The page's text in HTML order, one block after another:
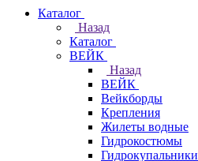
Каталог
Назад
Каталог
ВЕЙК
Назад
ВЕЙК
Вейкборды
Крепления
Жилеты водные
Гидрокостюмы
Гидрокупальники